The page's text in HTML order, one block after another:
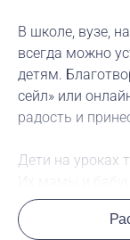
В школе, вузе,
всегда можно
детям.
сейл» или
радость и
Дети на уроках
способ